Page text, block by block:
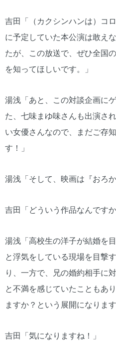
吉田「（カクシンハンは）コ
に予定していた本公演は敢え
たが、この放送で、ぜひ全国
を知ってほしいです。」
湯浅「あと、この対談企画に
た、七味まゆ味さんも出演さ
い女優さんなので、まだご存
す！」
湯浅「そして、映画は『おろ
吉田「どういう作品なんですか
湯浅「高校生の洋子が結婚を
と浮気をしている現場を目撃
り、一方で、兄の婚約相手に
と不満を感じていたこともあ
ますか？という展開になります
吉田「気になりますね！」